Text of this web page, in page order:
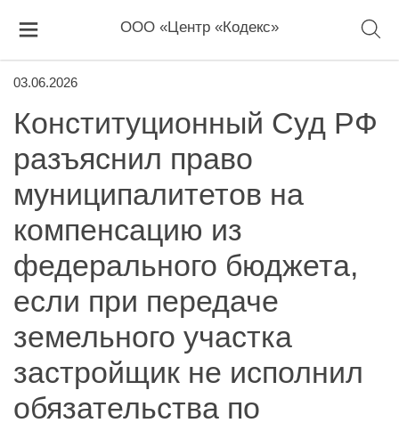
ООО «Центр «Кодекс»
03.06.2026
Конституционный Суд РФ
разъяснил право
муниципалитетов на
компенсацию из
федерального бюджета,
если при передаче
земельного участка
застройщик не исполнил
обязательства по